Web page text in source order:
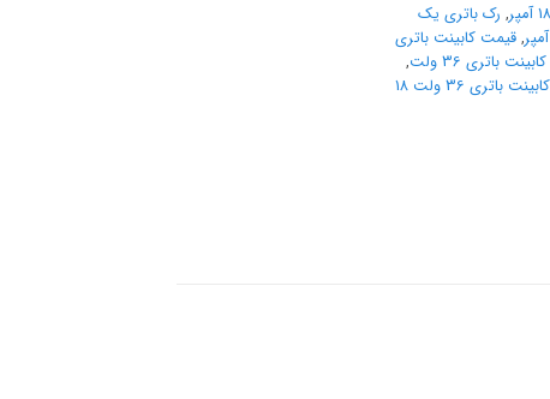
, رک باتری یک
, قیمت کابینت باتری
کابینت باتری 36 ولت
,
گارانتی کابینت باتری 36 ولت 18